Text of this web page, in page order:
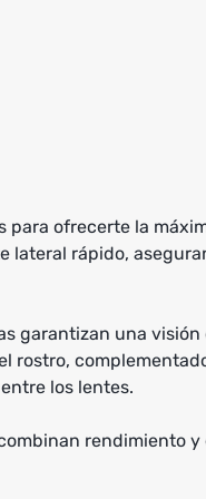
para ofrecerte la
lateral rápido,
garantizan una
rostro,
los lentes.
rendimiento y